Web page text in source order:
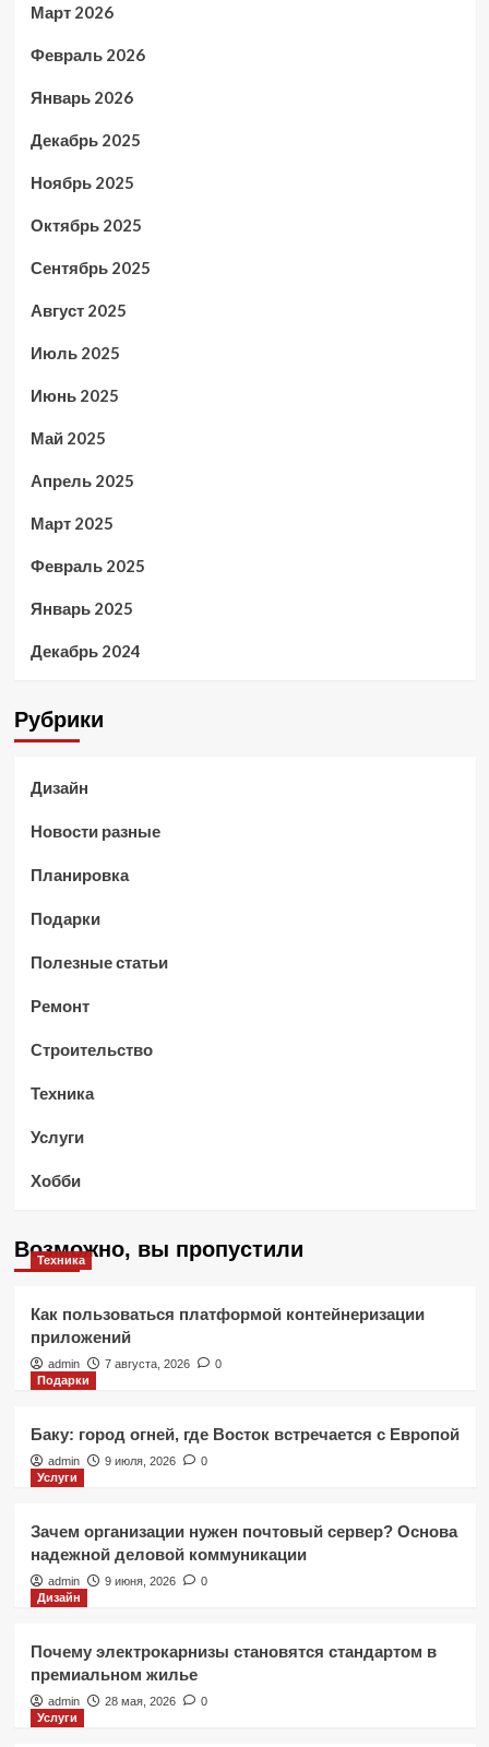
Март 2026
Февраль 2026
Январь 2026
Декабрь 2025
Ноябрь 2025
Октябрь 2025
Сентябрь 2025
Август 2025
Июль 2025
Июнь 2025
Май 2025
Апрель 2025
Март 2025
Февраль 2025
Январь 2025
Декабрь 2024
Рубрики
Дизайн
Новости разные
Планировка
Подарки
Полезные статьи
Ремонт
Строительство
Техника
Услуги
Хобби
Возможно, вы пропустили
Техника
Как пользоваться платформой контейнеризации
приложений
admin 7 августа, 2026
0
Подарки
Баку: город огней, где Восток встречается с Европой
admin 9 июля, 2026
0
Услуги
Зачем организации нужен почтовый сервер? Основа
надежной деловой коммуникации
admin 9 июня, 2026
0
Дизайн
Почему электрокарнизы становятся стандартом в
премиальном жилье
admin 28 мая, 2026
0
Услуги